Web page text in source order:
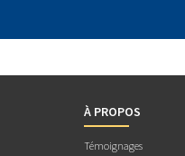
À PROPOS
Témoignages